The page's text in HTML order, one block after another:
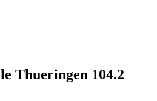
Thueringen 104.2